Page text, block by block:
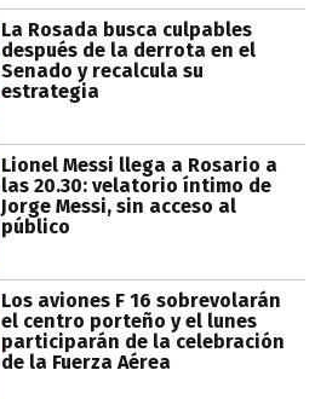
La Rosada busca culpables
después de la derrota en el
Senado y recalcula su
estrategia
Lionel Messi llega a Rosario a
las 20.30: velatorio íntimo de
Jorge Messi, sin acceso al
público
Los aviones F 16 sobrevolarán
el centro porteño y el lunes
participarán de la celebración
de la Fuerza Aérea